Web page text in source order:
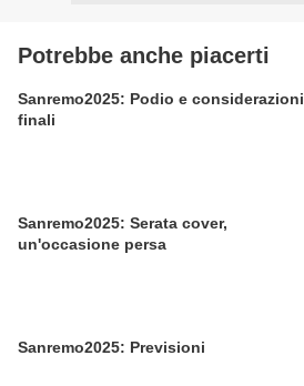
Potrebbe anche piacerti
Sanremo2025: Podio e considerazioni
finali
Sanremo2025: Serata cover,
un'occasione persa
Sanremo2025: Previsioni